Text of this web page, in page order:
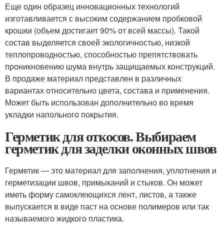
Еще один образец инновационных технологий
изготавливается с высоким содержанием пробковой
крошки (объем достигает 90% от всей массы). Такой
состав выделяется своей экологичностью, низкой
теплопроводностью, способностью препятствовать
проникновению шума внутрь защищаемых конструкций.
В продаже материал представлен в различных
вариантах относительно цвета, состава и применения.
Может быть использован дополнительно во время
укладки напольного покрытия.
Герметик для откосов. Выбираем
герметик для заделки оконных швов
Герметик — это материал для заполнения, уплотнения и
герметизации швов, примыканий и стыков. Он может
иметь форму самоклеющихся лент, листов, а также
выпускается в виде паст на основе полимеров или так
называемого жидкого пластика.